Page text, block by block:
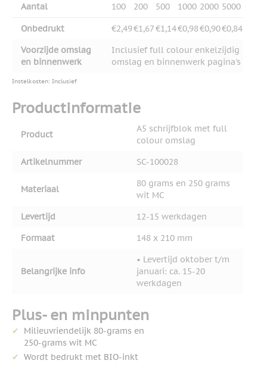
Aantal 100 200 500 1000 2000 5000
Onbedrukt €2,49€1,67€1,14€0,98€0,90€0,84
Voorzijde omslag
en binnenwerk
Inclusief full colour enkelzijdig
omslag en binnenwerk pagina's
Instelkosten: Inclusief
Productinformatie
Product
A5 schrijfblok met full
colour omslag
Artikelnummer
SC-100028
Materiaal
80 grams en 250 grams
wit MC
Levertijd
12-15 werkdagen
Formaat
148 x 210 mm
Belangrijke info
• Levertijd oktober t/m
januari: ca. 15-20
werkdagen
Plus- en minpunten
Milieuvriendelijk 80-grams en
250-grams wit MC
Wordt bedrukt met BIO-inkt